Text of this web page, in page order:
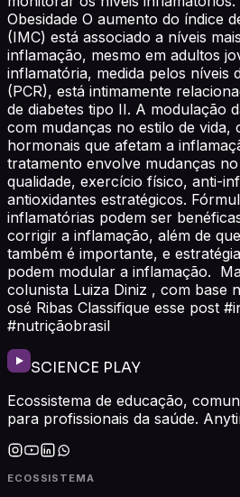
Obesidade O aumento do índice
(IMC) está associado a níveis
inflamação, mesmo em adultos
inflamatória, medida pelos níveis
(PCR), está intimamente
de diabetes tipo II. A modulação
com mudanças no estilo de vida,
hormonais que afetam a
tratamento envolve mudanças
qualidade, exercício físico, anti-
antioxidantes estratégicos.
inflamatórias podem ser
corrigir a inflamação, além de
também é importante, e
podem modular a inflamação.
colunista Luiza Diniz , com base
osé Ribas Classifique esse post
#nutriçãobrasil
SCIENCE PLAY
Ecossistema de educação,
para profissionais da saúde.
ECOSSISTEMA